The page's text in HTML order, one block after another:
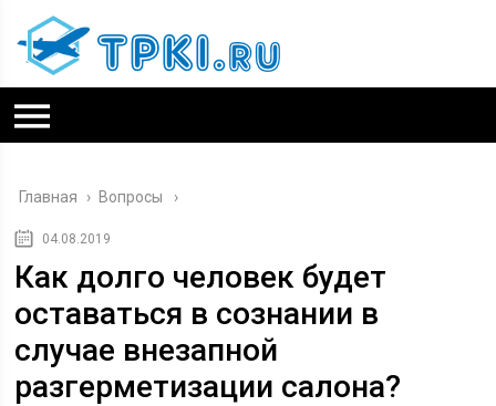
Главная › Вопросы
04.08.2019
Как долго человек будет
оставаться в сознании в
случае внезапной
разгерметизации салона?